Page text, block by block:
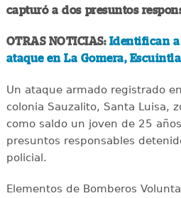
capturó a dos presuntos
OTRAS NOTICIAS:Identifican a
ataque en La Gomera, Escuintla
Un ataque armado registrado
colonia Sauzalito, Santa Luisa,
como saldo un joven de 25
presuntos responsables
policial.
Elementos de Bomberos